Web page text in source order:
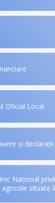
Oficial Local
și
Național
situate